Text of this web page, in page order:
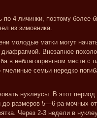
4 личинки, поэтому более
из зимовника.
молодые матки могут
Внезапное
в неблагоприягном месте с
семьи нередко
нуклеусы. В этот период
размеров 5—6-ра-мочных
Через 2-3 недели в